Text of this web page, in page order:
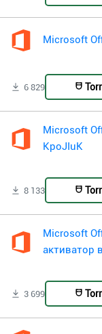
Microsoft
6 829
Microsoft
KpoJIuK
8 133
Microsoft
активатор
3 699